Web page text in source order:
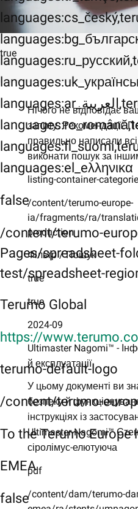
languages:ar_العربية,terumo-
languages:el_eλληνικα
false
/content/terumo-
Pages/spreadsheet-
test/spreadsheet-
Terumo Global
https://
terumo-default-logo
/content/terumo-
To the Terumo Europe
EMEA
false
true
Нічого не відповідає
запиту. Рекомендації:
правильно написали
виконати пошук за
listing-container-
/content/terumo-europe-
ia/fragments/ra/
production
Фільтр / Пошук
true
true
2024-09
Ultimaster Nagomi™ -
й експлуатації
У цьому документі ви
безпеку й
інструкціях із
Ultimaster Nagomi™
сіролімус-елютуюча
pdf
/content/dam/terumo-